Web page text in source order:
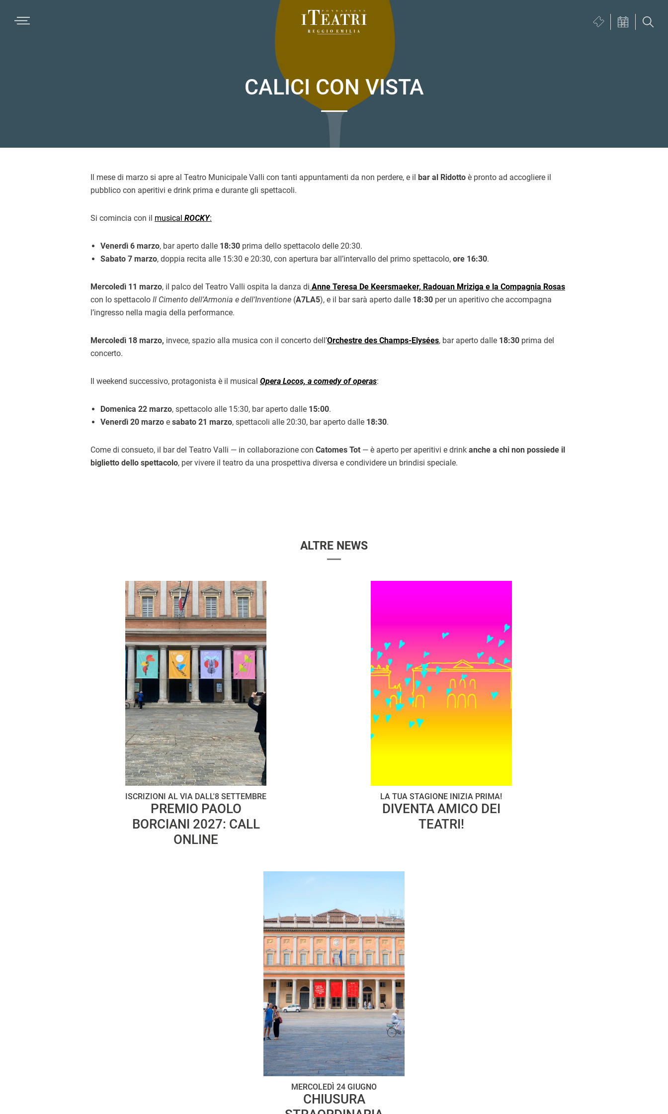
Reggio
Emilia
Biglietteria
VISUALIZZA
CALICI CON VISTA
Il mese di marzo si apre al Teatro Municipale Valli con tanti appuntamenti da non perdere, e il bar al Ridotto è pronto ad accogliere il
pubblico con aperitivi e drink prima e durante gli spettacoli.
Si comincia con il musical ROCKY:
Venerdì 6 marzo, bar aperto dalle 18:30 prima dello spettacolo delle 20:30.
Sabato 7 marzo, doppia recita alle 15:30 e 20:30, con apertura bar all’intervallo del primo spettacolo, ore 16:30.
Mercoledì 11 marzo, il palco del Teatro Valli ospita la danza di Anne Teresa De Keersmaeker, Radouan Mriziga e la Compagnia Rosas
con lo spettacolo Il Cimento dell’Armonia e dell’Inventione (A7LA5), e il bar sarà aperto dalle 18:30 per un aperitivo che accompagna
l’ingresso nella magia della performance.
Mercoledì 18 marzo, invece, spazio alla musica con il concerto dell’Orchestre des Champs-Elysées, bar aperto dalle 18:30 prima del
concerto.
Il weekend successivo, protagonista è il musical Opera Locos, a comedy of operas:
Domenica 22 marzo, spettacolo alle 15:30, bar aperto dalle 15:00.
Venerdì 20 marzo e sabato 21 marzo, spettacoli alle 20:30, bar aperto dalle 18:30.
Come di consueto, il bar del Teatro Valli — in collaborazione con Catomes Tot — è aperto per aperitivi e drink anche a chi non possiede il
biglietto dello spettacolo, per vivere il teatro da una prospettiva diversa e condividere un brindisi speciale.
ALTRE NEWS
ISCRIZIONI AL VIA DALL'8 SETTEMBRE
PREMIO PAOLO
BORCIANI 2027: CALL
ONLINE
LA TUA STAGIONE INIZIA PRIMA!
DIVENTA AMICO DEI
TEATRI!
MERCOLEDÌ 24 GIUGNO
CHIUSURA